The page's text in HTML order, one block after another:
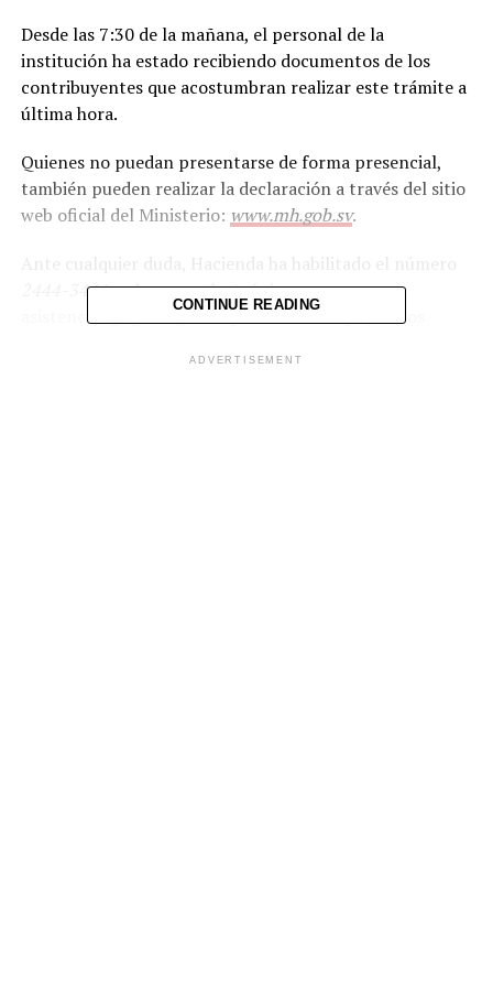
Desde las 7:30 de la mañana, el personal de la
institución ha estado recibiendo documentos de los
contribuyentes que acostumbran realizar este trámite a
última hora.
Quienes no puedan presentarse de forma presencial,
también pueden realizar la declaración a través del sitio
web oficial del Ministerio: www.mh.gob.sv.
Ante cualquier duda, Hacienda ha habilitado el número
2444-3444y el correo electrónico
asistenciadgii@mh.gob.sv para brindar apoyo a los
CONTINUE READING
ADVERTISEMENT